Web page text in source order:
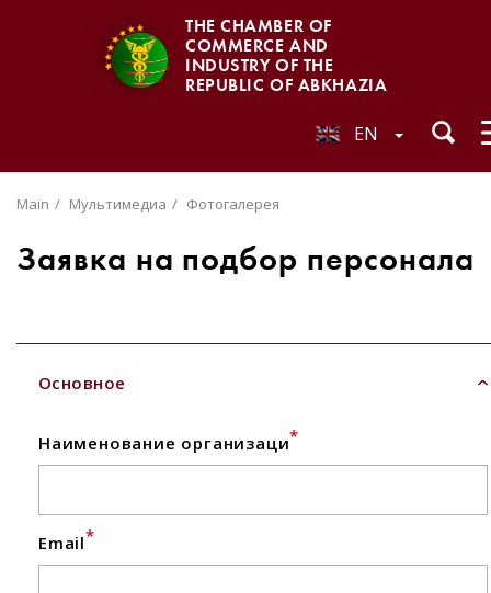
THE CHAMBER OF
COMMERCE AND
INDUSTRY OF THE
REPUBLIC OF ABKHAZIA
EN
Main Мультимедиа Фотогалерея
Заявка на подбор персонала
Основное
Наименование организаци*
Email*